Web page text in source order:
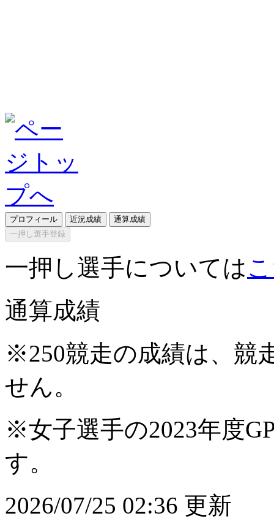
プロフィール 近況成績
通算成績
一押し選手登録
一押し選手については
通算成績
※250競走の成績は、競
せん。
※女子選手の2023年度
す。
2026/07/25 02:36 更新